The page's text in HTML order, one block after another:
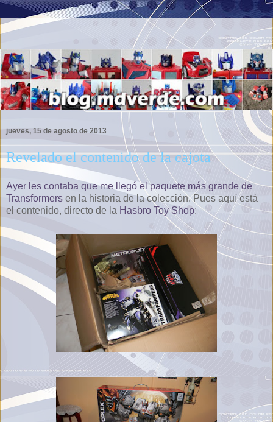
jueves, 15 de agosto de 2013
Revelado el contenido de la cajota
Ayer les contaba que me llegó el paquete más grande de
Transformers en la historia de la colección. Pues aquí está
el contenido, directo de la Hasbro Toy Shop: